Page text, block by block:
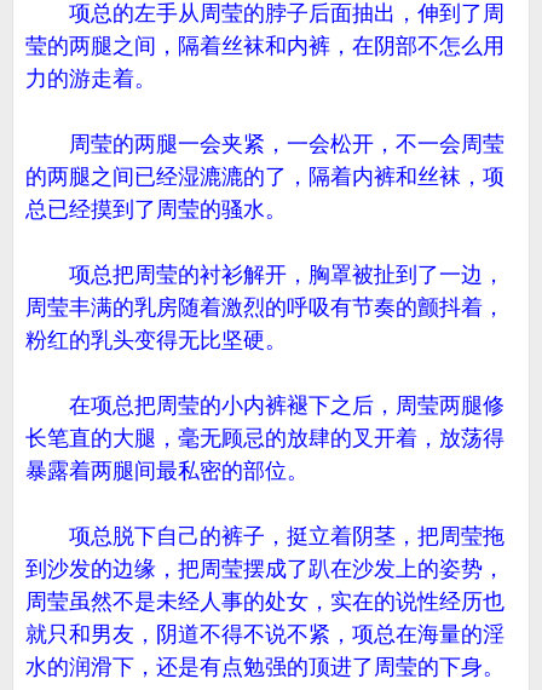
项总的左手从周莹的脖子后面抽出，伸到了周
莹的两腿之间，隔着丝袜和内裤，在阴部不怎么用
力的游走着。
周莹的两腿一会夹紧，一会松开，不一会周莹
的两腿之间已经湿漉漉的了，隔着内裤和丝袜，项
总已经摸到了周莹的骚水。
项总把周莹的衬衫解开，胸罩被扯到了一边，
周莹丰满的乳房随着激烈的呼吸有节奏的颤抖着，
粉红的乳头变得无比坚硬。
在项总把周莹的小内裤褪下之后，周莹两腿修
长笔直的大腿，毫无顾忌的放肆的叉开着，放荡得
暴露着两腿间最私密的部位。
项总脱下自己的裤子，挺立着阴茎，把周莹拖
到沙发的边缘，把周莹摆成了趴在沙发上的姿势，
周莹虽然不是未经人事的处女，实在的说性经历也
就只和男友，阴道不得不说不紧，项总在海量的淫
水的润滑下，还是有点勉强的顶进了周莹的下身。